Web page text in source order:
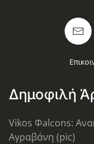
Δημοφιλή
Vikos Φalcons:
Αγραβάνη (pic)